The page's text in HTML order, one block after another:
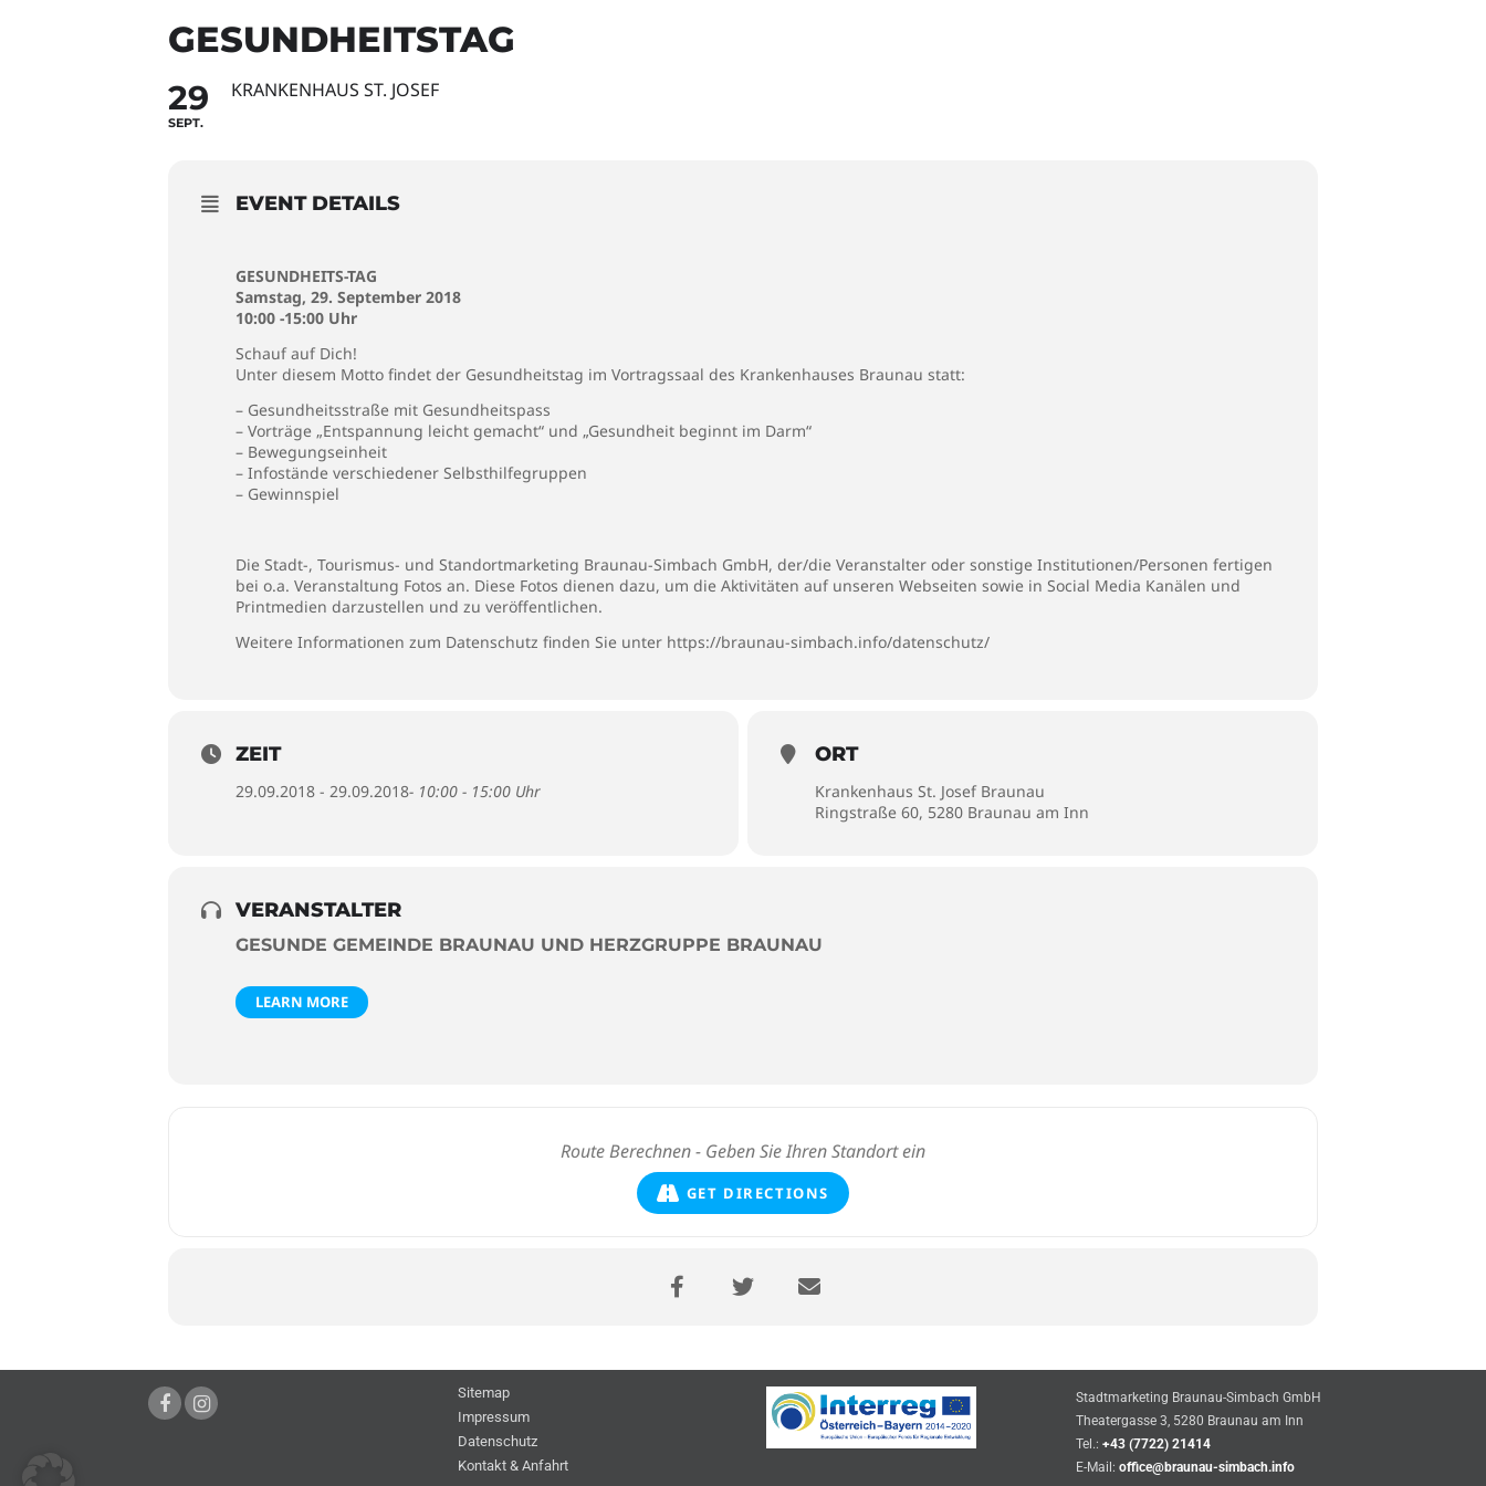
GESUNDHEITSTAG
29
SEPT.
KRANKENHAUS ST. JOSEF
EVENT DETAILS
GESUNDHEITS-TAG
Samstag, 29. September 2018
10:00 -15:00 Uhr
Schauf auf Dich!
Unter diesem Motto findet der Gesundheitstag im Vortragssaal des Krankenhauses Braunau statt:
– Gesundheitsstraße mit Gesundheitspass
– Vorträge „Entspannung leicht gemacht“ und „Gesundheit beginnt im Darm“
– Bewegungseinheit
– Infostände verschiedener Selbsthilfegruppen
– Gewinnspiel
Die Stadt-, Tourismus- und Standortmarketing Braunau-Simbach GmbH, der/die Veranstalter oder sonstige Institutionen/Personen fertigen
bei o.a. Veranstaltung Fotos an. Diese Fotos dienen dazu, um die Aktivitäten auf unseren Webseiten sowie in Social Media Kanälen und
Printmedien darzustellen und zu veröffentlichen.
Weitere Informationen zum Datenschutz finden Sie unter https://braunau-simbach.info/datenschutz/
ZEIT
29.09.2018 - 29.09.2018- 10:00 - 15:00 Uhr
ORT
Krankenhaus St. Josef Braunau
Ringstraße 60, 5280 Braunau am Inn
VERANSTALTER
GESUNDE GEMEINDE BRAUNAU UND HERZGRUPPE BRAUNAU
LEARN MORE
GET DIRECTIONS
Sitemap
Impressum
Datenschutz
Kontakt & Anfahrt
Stadtmarketing Braunau-Simbach GmbH
Theatergasse 3, 5280 Braunau am Inn
Tel.: +43 (7722) 21414
E-Mail: office@braunau-simbach.info